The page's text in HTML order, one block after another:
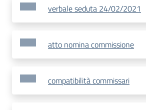
verbale seduta 24/02/2021
atto nomina commissione
compatibilità commissari